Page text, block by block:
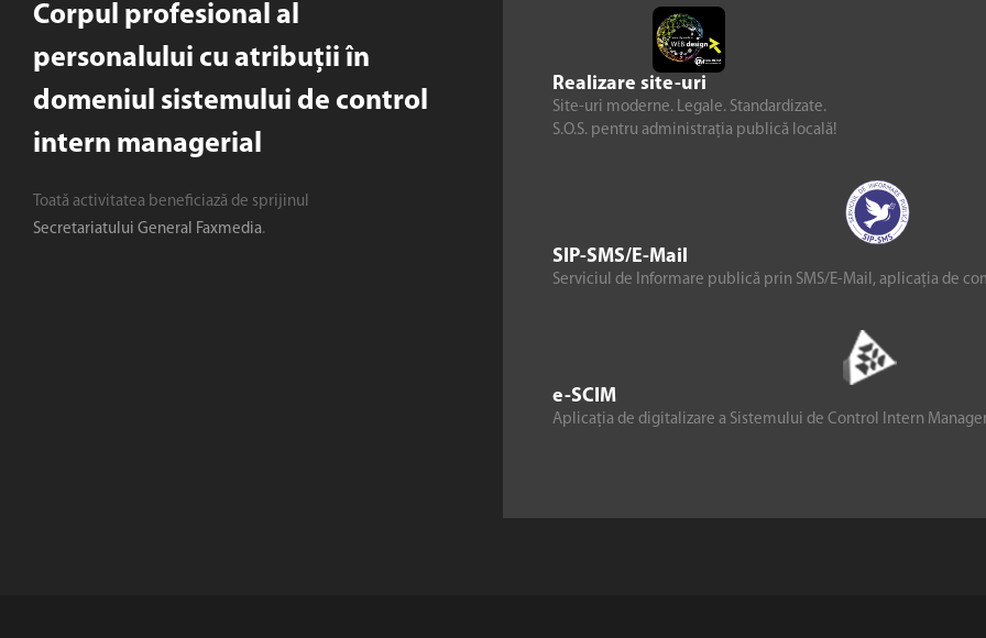
Corpul profesional al
personalului cu atribuții în
domeniul sistemului de control
intern managerial
Toată activitatea beneficiază de sprijinul
Secretariatului General Faxmedia.
Realizare site-uri
Site-uri moderne. Legale. Standardizate.
S.O.S. pentru administrația publică locală!
SIP-SMS/E-Mail
Serviciul de Informare publică prin SMS/E-Mail, aplicația de
e-SCIM
Aplicația de digitalizare a Sistemului de Control Intern